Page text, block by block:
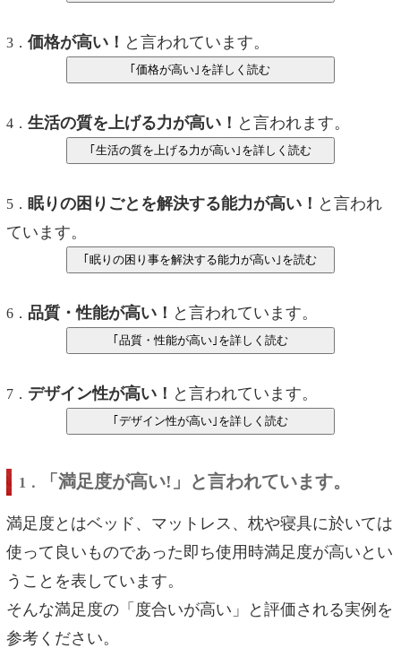
3． 価格が高い！ と言われています。
4． 生活の質を上げる力が高い！ と言われます。
5． 眠りの困りごとを解決する能力が高い！ と言われ
ています。
6． 品質・性能が高い！ と言われています。
7． デザイン性が高い！ と言われています。
1． 「満足度が高い!」と言われています。
満足度とはベッド、マットレス、枕や寝具に於いては
使って良いものであった即ち使用時満足度が高いとい
うことを表しています。
そんな満足度の「度合いが高い」と評価される実例を
参考ください。